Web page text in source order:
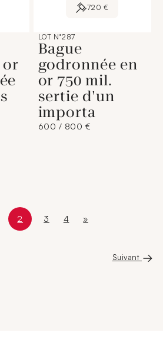
or
720 €
LOT N°287
Bague
godronnée en
or 750 mil.
sertie d'un
importa
600 / 800 €
Page 2 sur 5
page
Page courante
2 Page
3 Page
4 Dernière page
»
Suivant